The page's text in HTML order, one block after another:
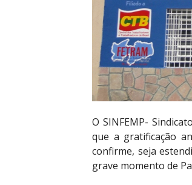
O SINFEMP-
que a gratificação
confirme, seja
grave momento de